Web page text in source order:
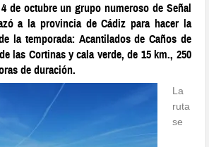
de octubre un grupo numeroso de Señal
a la provincia de Cádiz para hacer la
la temporada: Acantilados de Caños de
las Cortinas y cala verde, de 15 km., 250
de duración.
La
ruta
se